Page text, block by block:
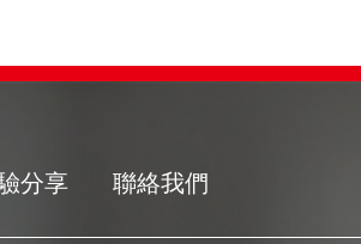
分享 聯絡我們